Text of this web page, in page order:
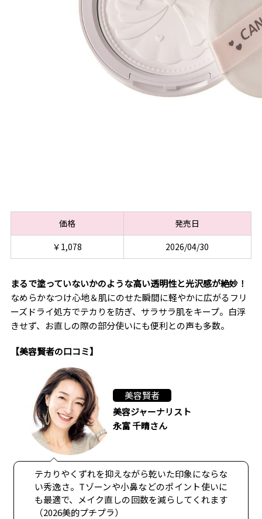
価格
発売日
￥1,078
2026/04/30
まるで塗っていないかのような高い透明性と光沢感が絶妙！
なめらかなつけ心地＆肌にのせた瞬間に軽やかに広がるフリ
ーズドライ処方でテカりを防ぎ、サラサラ肌をキープ。白浮
きせず、お直しの際の部分使いにも便利との声も多数。
【美容賢者の口コミ】
美容賢者
美容ジャーナリスト
永富 千晴さん
テカりやくずれを抑えながら乾いた印象にならな
い秀逸さ。Tゾーンや小鼻などのポイント使いに
も最適で、メイク直しの回数を減らしてくれます
（2026美的プチプラ）